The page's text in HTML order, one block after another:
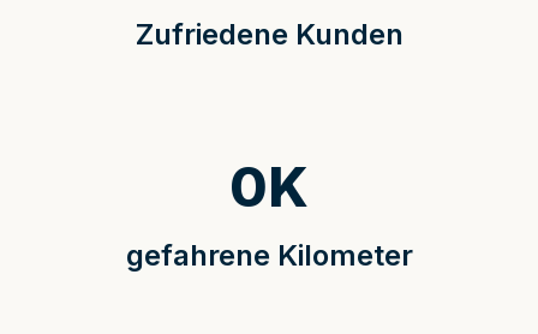
Zufriedene Kunden
gefahrene Kilometer
0K